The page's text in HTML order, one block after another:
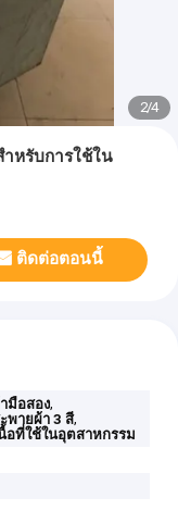
2/4
าหรับการใช้ใน
ติดต่อตอนนี้
มือสอง,
พายผ้า 3 สี,
อที่ใช้ในอุตสาหกรรม